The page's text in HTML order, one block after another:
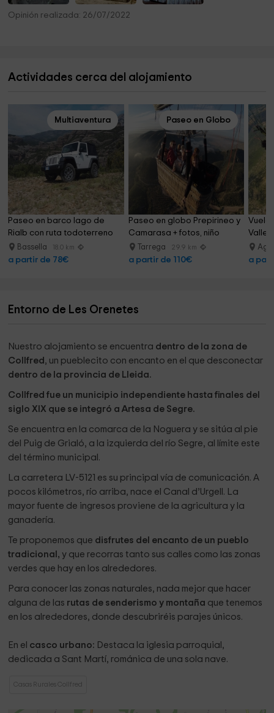
Opinión realizada: 26/07/2022
Actividades cerca del alojamiento
Multiaventura
Paseo en barco lago de
Rialb con ruta todoterreno
Bassella 18.0 km
a partir de 78€
Paseo en Globo
Paseo en globo Prepirineo y
Camarasa + fotos, niño
Tarrega 29.9 km
a partir de 110€
Vuelo
Valle
a
Entorno de Les Orenetes
Nuestro alojamiento se encuentra dentro de la zona de
Collfred , un pueblecito con encanto en el que desconectar
dentro de la provincia de Lleida.
Collfred fue un municipio independiente hasta finales del
siglo XIX que se integró a Artesa de Segre.
Se encuentra en la comarca de la Noguera y se sitúa al pie
del Puig de Grialó, a la izquierda del río Segre, al límite este
del término municipal.
La carretera LV-5121 es su principal vía de comunicación. A
pocos kilómetros, río arriba, nace el Canal d’Urgell. La
mayor fuente de ingresos proviene de la agricultura y la
ganadería.
Te proponemos que disfrutes del encanto de un pueblo
tradicional, y que recorras tanto sus calles como las zonas
verdes que hay en los alrededores.
Para conocer las zonas naturales, nada mejor que hacer
alguna de las rutas de senderismo y montaña que tenemos
en los alrededores, donde descubriréis parajes únicos.
En el casco urbano: Destaca la iglesia parroquial,
dedicada a Sant Martí, románica de una sola nave.
Casas Rurales Collfred